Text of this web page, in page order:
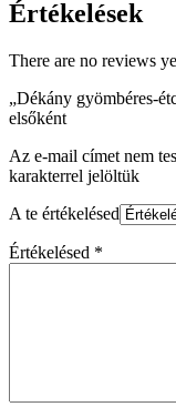
Értékelések
There are no reviews
„Dékány gyömbéres-
elsőként
Az e-mail címet nem
karakterrel jelöltük
A te értékelésed
Értékelésed *